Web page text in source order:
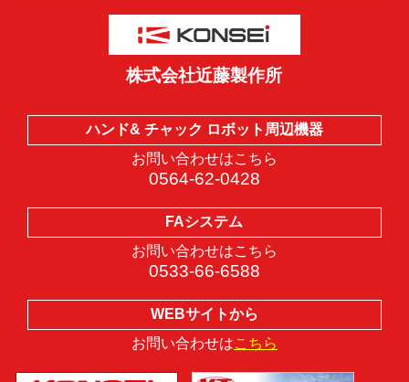
株式会社近藤製作所
ハンド& チャック ロボット周辺機器
お問い合わせはこちら
0564-62-0428
FAシステム
お問い合わせはこちら
0533-66-6588
WEBサイトから
お問い合わせはこちら